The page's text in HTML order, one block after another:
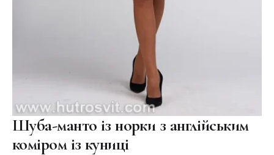
Шуба-манто із норки з англійським
коміром із куниці